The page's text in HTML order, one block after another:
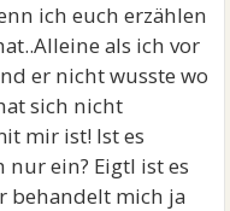
ich euch erzählen
als ich vor
er nicht wusste wo
sich nicht
mir ist! Ist es
nur ein? Eigtl ist es
behandelt mich ja